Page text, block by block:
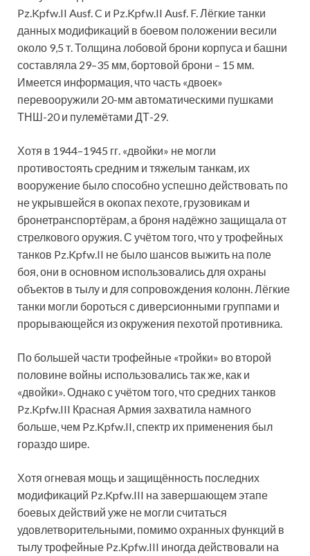
Pz.Kpfw.II Ausf. C и Pz.Kpfw.II Ausf. F. Лёгкие танки
данных модификаций в боевом положении весили
около 9,5 т. Толщина лобовой брони корпуса и башни
составляла 29–35 мм, бортовой брони – 15 мм.
Имеется информация, что часть «двоек»
перевооружили 20-мм автоматическими пушками
ТНШ-20 и пулемётами ДТ-29.
Хотя в 1944–1945 гг. «двойки» не могли
противостоять средним и тяжелым танкам, их
вооружение было способно успешно действовать по
не укрывшейся в окопах пехоте, грузовикам и
бронетранспортёрам, а броня надёжно защищала от
стрелкового оружия. С учётом того, что у трофейных
танков Pz.Kpfw.II не было шансов выжить на поле
боя, они в основном использовались для охраны
объектов в тылу и для сопровождения колонн. Лёгкие
танки могли бороться с диверсионными группами и
прорывающейся из окружения пехотой противника.
По большей части трофейные «тройки» во второй
половине войны использовались так же, как и
«двойки». Однако с учётом того, что средних танков
Pz.Kpfw.III Красная Армия захватила намного
больше, чем Pz.Kpfw.II, спектр их применения был
гораздо шире.
Хотя огневая мощь и защищённость последних
модификаций Pz.Kpfw.III на завершающем этапе
боевых действий уже не могли считаться
удовлетворительными, помимо охранных функций в
тылу трофейные Pz.Kpfw.III иногда действовали на